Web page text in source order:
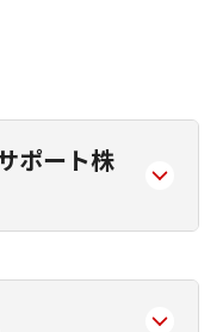
ポート株